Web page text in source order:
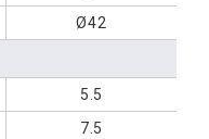
Ø42
5.5
7.5